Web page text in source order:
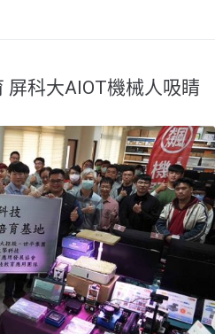
屏科大AIOT機械人吸睛